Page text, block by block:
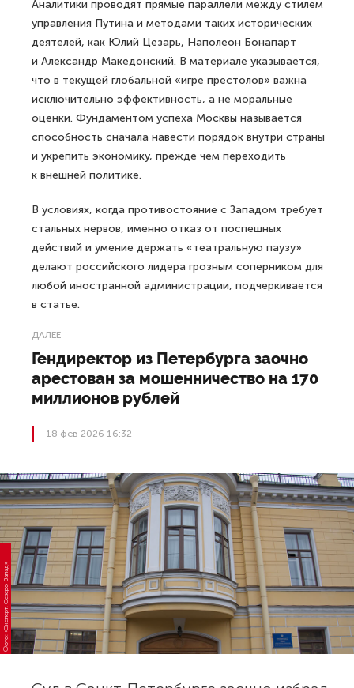
Аналитики проводят прямые параллели между стилем
управления Путина и методами таких исторических
деятелей, как Юлий Цезарь, Наполеон Бонапарт
и Александр Македонский. В материале указывается,
что в текущей глобальной «игре престолов» важна
исключительно эффективность, а не моральные
оценки. Фундаментом успеха Москвы называется
способность сначала навести порядок внутри страны
и укрепить экономику, прежде чем переходить
к внешней политике.
В условиях, когда противостояние с Западом требует
стальных нервов, именно отказ от поспешных
действий и умение держать «театральную паузу»
делают российского лидера грозным соперником для
любой иностранной администрации, подчеркивается
в статье.
ДАЛЕЕ
Гендиректор из Петербурга заочно
арестован за мошенничество на 170
миллионов рублей
18 фев 2026 16:32
Фото: «Эксперт. Северо-Запад»